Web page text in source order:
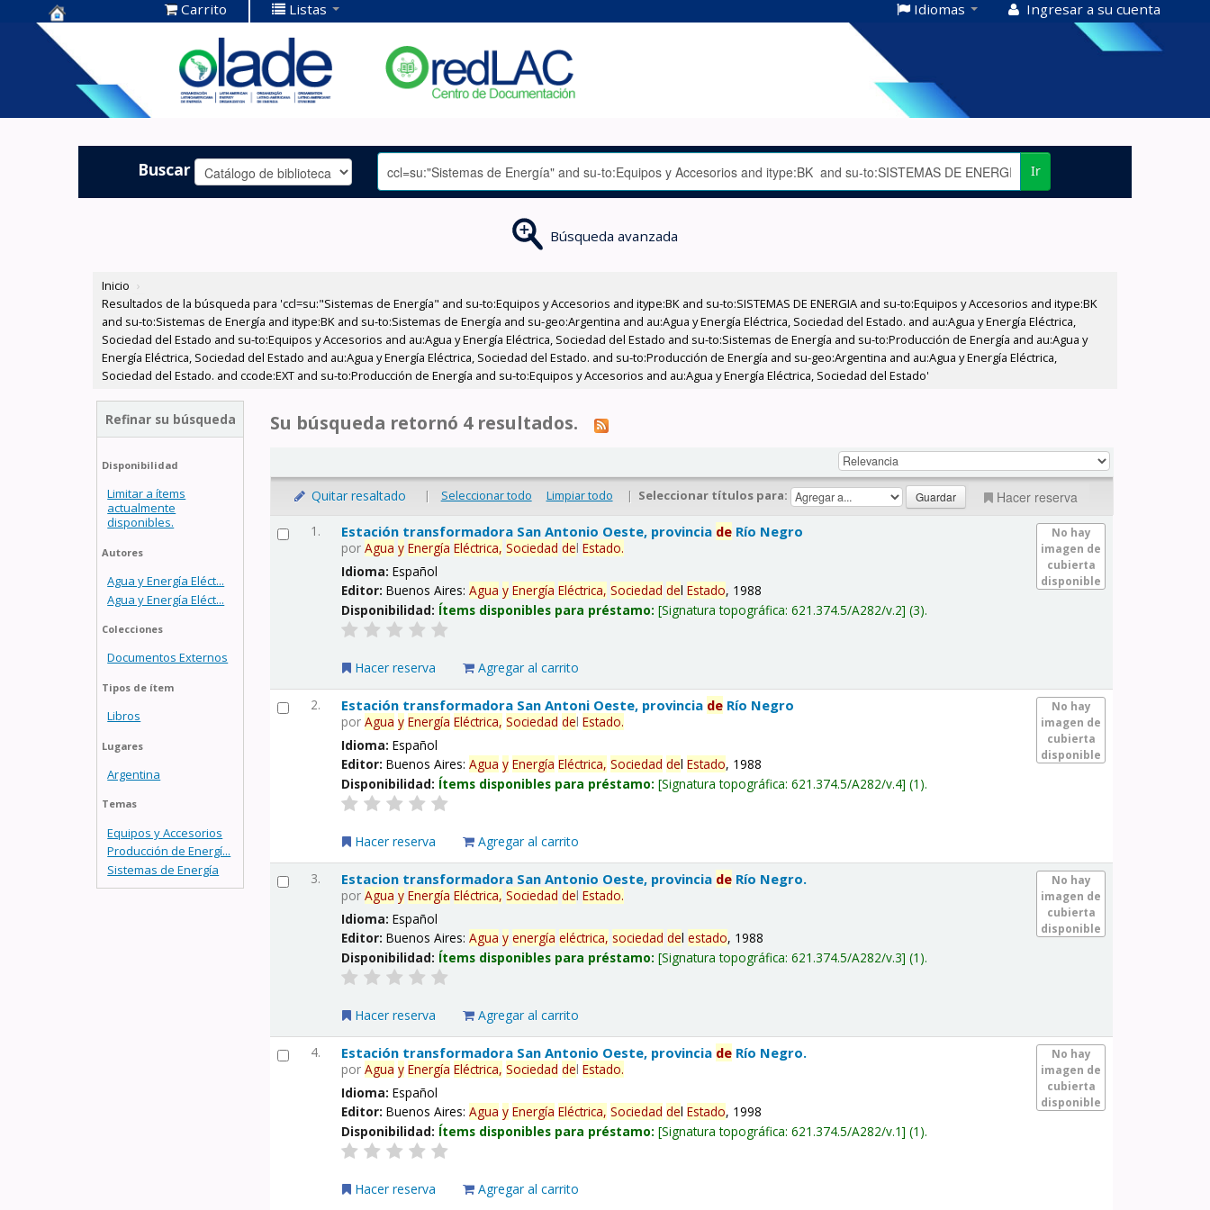
Centro de
Documentación
OLADE -
Carrito Listas Idiomas Ingresar a su cuenta
Buscar Ir
Búsqueda avanzada
Inicio ›
Resultados de la búsqueda para 'ccl=su:"Sistemas de Energía" and su-to:Equipos y Accesorios and itype:BK and su-to:SISTEMAS DE ENERGIA and su-to:Equipos y Accesorios and itype:BK
and su-to:Sistemas de Energía and itype:BK and su-to:Sistemas de Energía and su-geo:Argentina and au:Agua y Energía Eléctrica, Sociedad del Estado. and au:Agua y Energía Eléctrica,
Sociedad del Estado and su-to:Equipos y Accesorios and au:Agua y Energía Eléctrica, Sociedad del Estado and su-to:Sistemas de Energía and su-to:Producción de Energía and au:Agua y
Energía Eléctrica, Sociedad del Estado and au:Agua y Energía Eléctrica, Sociedad del Estado. and su-to:Producción de Energía and su-geo:Argentina and au:Agua y Energía Eléctrica,
Sociedad del Estado. and ccode:EXT and su-to:Producción de Energía and su-to:Equipos y Accesorios and au:Agua y Energía Eléctrica, Sociedad del Estado'
Refinar su búsqueda
Disponibilidad
Limitar a ítems
actualmente
disponibles.
Autores
Agua y Energía Eléct...
Agua y Energía Eléct...
Colecciones
Documentos Externos
Tipos de ítem
Libros
Lugares
Argentina
Temas
Equipos y Accesorios
Producción de Energí...
Sistemas de Energía
Su búsqueda retornó 4 resultados.
Quitar resaltado | Seleccionar todo Limpiar todo | Seleccionar títulos para: Hacer reserva
1.
No hay
imagen de
cubierta
disponible
Estación transformadora San Antonio Oeste, provincia de Río Negro
porAgua y Energía Eléctrica, Sociedad delEstado.
Idioma:Español
Editor:Buenos Aires:Agua y Energía Eléctrica, Sociedad delEstado, 1988
Disponibilidad: Ítems disponibles para préstamo: Signatura topográfica:621.374.5/A282/v.2 (3).
Hacer reserva Agregar al carrito
2.
No hay
imagen de
cubierta
disponible
Estación transformadora San Antoni Oeste, provincia de Río Negro
porAgua y Energía Eléctrica, Sociedad delEstado.
Idioma:Español
Editor:Buenos Aires:Agua y Energía Eléctrica, Sociedad delEstado, 1988
Disponibilidad: Ítems disponibles para préstamo: Signatura topográfica:621.374.5/A282/v.4 (1).
Hacer reserva Agregar al carrito
3.
No hay
imagen de
cubierta
disponible
Estacion transformadora San Antonio Oeste, provincia de Río Negro.
porAgua y Energía Eléctrica, Sociedad delEstado.
Idioma:Español
Editor:Buenos Aires:Agua y energía eléctrica, sociedad delestado, 1988
Disponibilidad: Ítems disponibles para préstamo: Signatura topográfica:621.374.5/A282/v.3 (1).
Hacer reserva Agregar al carrito
4.
No hay
imagen de
cubierta
disponible
Estación transformadora San Antonio Oeste, provincia de Río Negro.
porAgua y Energía Eléctrica, Sociedad delEstado.
Idioma:Español
Editor:Buenos Aires:Agua y Energía Eléctrica, Sociedad delEstado, 1998
Disponibilidad: Ítems disponibles para préstamo: Signatura topográfica:621.374.5/A282/v.1 (1).
Hacer reserva Agregar al carrito